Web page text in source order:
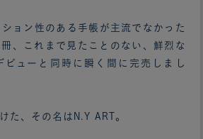
ョン性のある手帳が主流でなかった
、これまで見たことのない、鮮烈な
ビューと同時に瞬く間に完売しまし
た、その名はN.Y ART。